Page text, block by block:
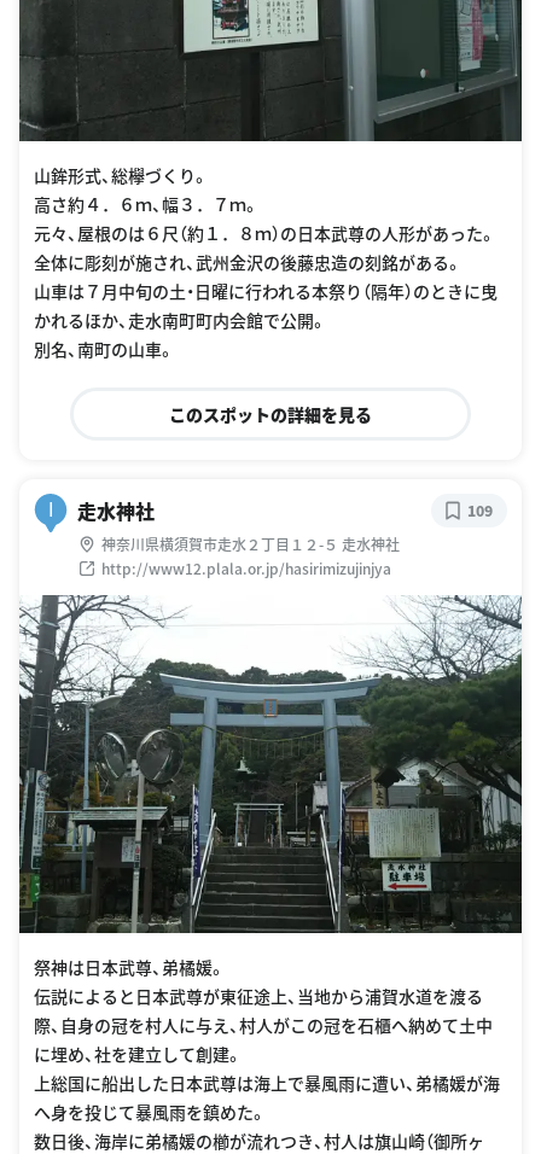
山鉾形式、総欅づくり。
高さ約４．６ｍ、幅３．７ｍ。
元々、屋根のは６尺（約１．８ｍ）の日本武尊の人形があった。
全体に彫刻が施され、武州金沢の後藤忠造の刻銘がある。
山車は７月中旬の土・日曜に行われる本祭り（隔年）のときに曳
かれるほか、走水南町町内会館で公開。
別名、南町の山車。
このスポットの詳細を見る
I 走水神社
神奈川県横須賀市走水２丁目１２-５ 走水神社
http://www12.plala.or.jp/hasirimizujinjya
109
祭神は日本武尊、弟橘媛。
伝説によると日本武尊が東征途上、当地から浦賀水道を渡る
際、自身の冠を村人に与え、村人がこの冠を石櫃へ納めて土中
に埋め、社を建立して創建。
上総国に船出した日本武尊は海上で暴風雨に遭い、弟橘媛が海
へ身を投じて暴風雨を鎮めた。
数日後、海岸に弟橘媛の櫛が流れつき、村人は旗山崎（御所ヶ